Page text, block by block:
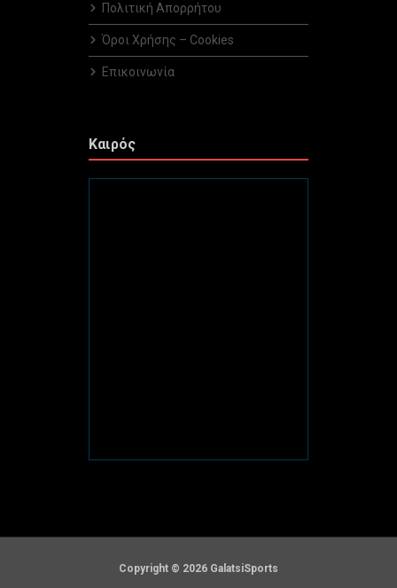
Πολιτική Απορρήτου
Όροι Χρήσης – Cookies
Επικοινωνία
Καιρός
Copyright © 2026 GalatsiSports